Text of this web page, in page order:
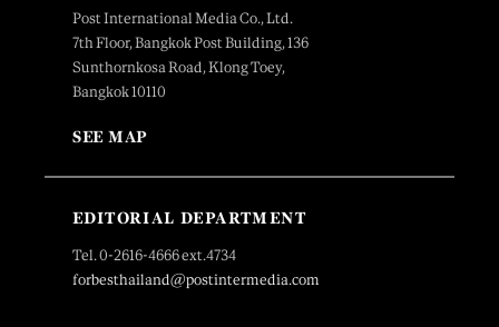
Post International Media Co., Ltd.
7th Floor, Bangkok Post Building, 136
Sunthornkosa Road, Klong Toey,
Bangkok 10110
SEE MAP
EDITORIAL DEPARTMENT
Tel. 0-2616-4666 ext.4734
forbesthailand@postintermedia.com